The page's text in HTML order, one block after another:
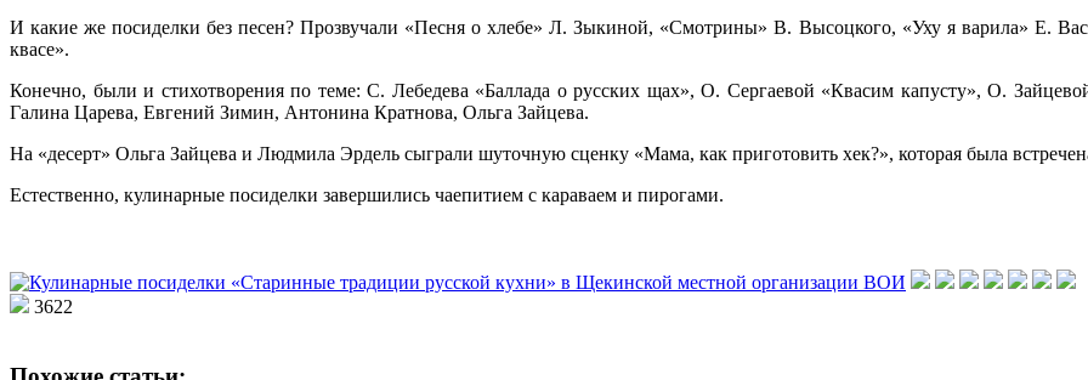
И какие же посиделки без песен? Прозвучали «Песня о хлебе» Л. Зыкиной, «Смотрины» В. Высоцкого, «Уху я варила» Е.
квасе».
Конечно, были и стихотворения по теме: С. Лебедева «Баллада о русских щах», О. Сергаевой «Квасим капусту», О.
Галина Царева, Евгений Зимин, Антонина Кратнова, Ольга Зайцева.
На «десерт» Ольга Зайцева и Людмила Эрдель сыграли шуточную сценку «Мама, как приготовить хек?», которая была
Естественно, кулинарные посиделки завершились чаепитием с караваем и пирогами.
3622